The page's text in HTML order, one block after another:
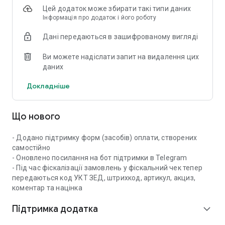
«Вчасно.Каса» — це безкоштовно!
Завантажте безкоштовний мобільний застосунок
Легко та зручно видавайте електронні чеки зі свого
смартфона.
Чи є ПРРО «Вчасно.Каса» в реєстрі дозволених рішень із
Так! Основними законодавчо встановленими вимогами
для будь-якого ПРРО є забезпечення виконання ним
фіскальної функції через фіскальний сервер
контрольного органу та обов'язкове включення ПРРО до
реєстру програмних реєстраторів розрахункових
може застосовуватися для проведення розрахункових
Цей додаток може збирати такі типи даних
Інформація про додаток і його роботу
Дані передаються в зашифрованому вигляді
Ви можете надіслати запит на видалення цих
даних
Докладніше
Що нового
- Додано підтримку форм (засобів) оплати, створених
самостійно
- Оновлено посилання на бот підтримки в Telegram
- Під час фіскалізації замовлень у фіскальний чек тепер
передаються код УКТ ЗЕД, штрихкод, артикул, акциз,
коментар та націнка
Підтримка додатка expand_more